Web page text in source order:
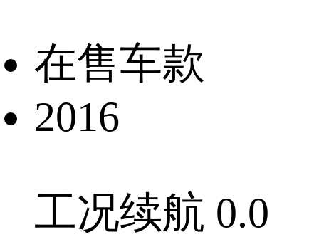
在售车款
2016
工况续航 0.0